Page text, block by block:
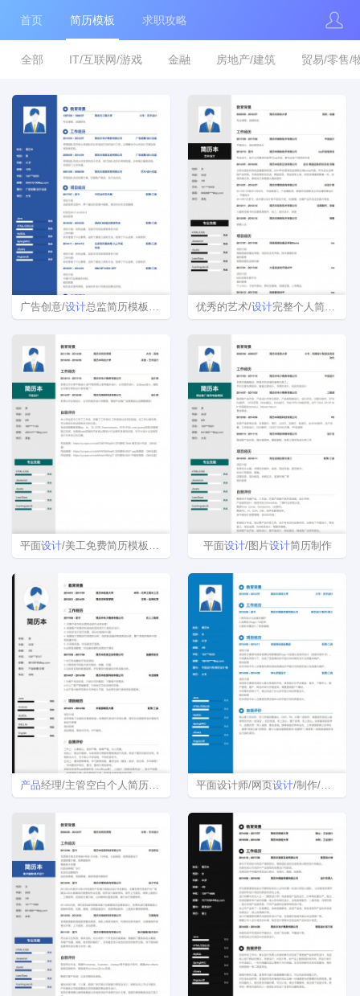
首页 简历模板 求职攻略
全部 IT/互联网/游戏 金融 房地产/建筑 贸易/零售/
广告创意/设计总监简历模板下载word格式 优秀的艺术/设计完整个人简历样本
平面设计/美工免费简历模板下载 平面设计/图片设计简历制作
产品经理/主管空白个人简历模板 平面设计师/网页设计/制作/美工简历模板